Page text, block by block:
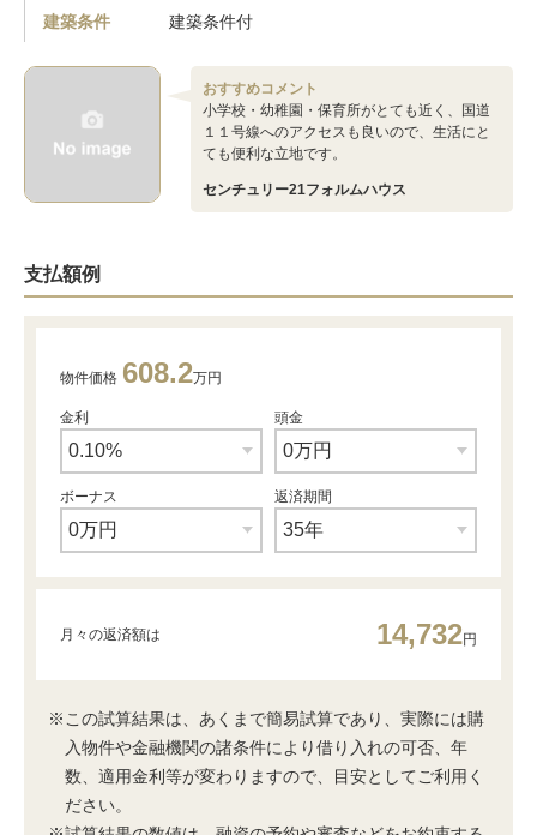
建築条件
建築条件付
おすすめコメント
小学校・幼稚園・保育所がとても近く、国道
１１号線へのアクセスも良いので、生活にと
ても便利な立地です。
センチュリー21フォルムハウス
支払額例
物件価格 608.2万円
金利 頭金
ボーナス 返済期間
月々の返済額は 14,732円
※この試算結果は、あくまで簡易試算であり、実際には購
入物件や金融機関の諸条件により借り入れの可否、年
数、適用金利等が変わりますので、目安としてご利用く
ださい。